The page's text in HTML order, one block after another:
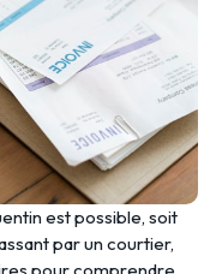
est possible, soit
par un courtier,
pour comprendre